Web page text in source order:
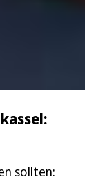
sollten: